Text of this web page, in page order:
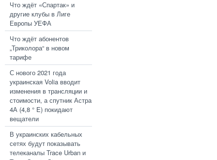
Что ждёт «Спартак» и
другие клубы в Лиге
Европы УЕФА
Что ждёт абонентов
„Триколора“ в новом
тарифе
С нового 2021 года
украинская Volia вводит
изменения в трансляции и
стоимости, а спутник Астра
4А (4,8 ° E) покидают
вещатели
В украинских кабельных
сетях будут показывать
телеканалы Trace Urban и